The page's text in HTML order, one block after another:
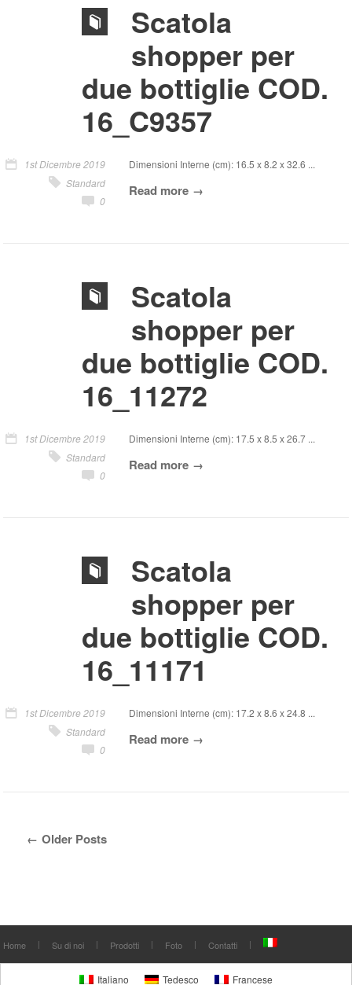
Scatola
shopper per
due bottiglie COD.
16_C9357
1st Dicembre 2019
Standard
0
Dimensioni Interne (cm): 16.5 x 8.2 x 32.6 ...
Read more
Scatola
shopper per
due bottiglie COD.
16_11272
1st Dicembre 2019
Standard
0
Dimensioni Interne (cm): 17.5 x 8.5 x 26.7 ...
Read more
Scatola
shopper per
due bottiglie COD.
16_11171
1st Dicembre 2019
Standard
0
Dimensioni Interne (cm): 17.2 x 8.6 x 24.8 ...
Read more
Older Posts
Home Su di noi Prodotti Foto Contatti
Italiano Tedesco Francese